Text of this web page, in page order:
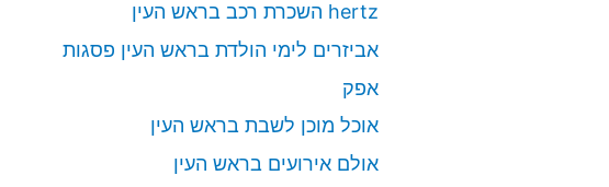
hertz השכרת רכב בראש העין
אביזרים לימי הולדת בראש העין פסגות
אפק
אוכל מוכן לשבת בראש העין
אולם אירועים בראש העין